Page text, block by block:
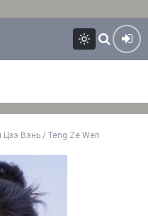
Цзэ Вэнь / Teng Ze Wen